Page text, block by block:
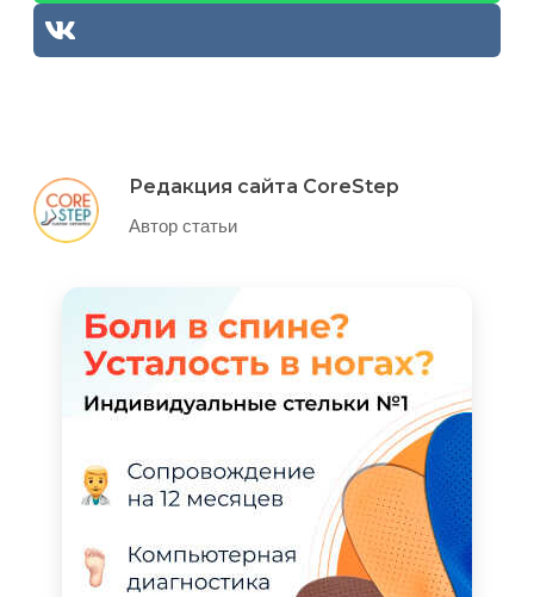
Редакция сайта CoreStep
Автор статьи